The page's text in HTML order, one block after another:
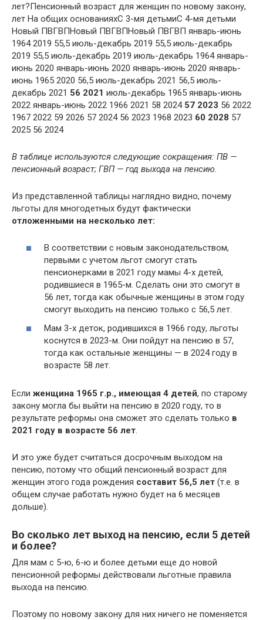
лет?Пенсионный возраст для женщин по новому закону,
лет На общих основанияхС 3-мя детьмиС 4-мя детьми
Новый ПВГВПНовый ПВГВПНовый ПВГВП январь-июнь
1964 2019 55,5 июль-декабрь 2019 55,5 июль-декабрь
2019 55,5 июль-декабрь 2019 июль-декабрь 1964 январь-
июнь 2020 январь-июнь 2020 январь-июнь 2020 январь-
июнь 1965 2020 56,5 июль-декабрь 2021 56,5 июль-
декабрь 2021 56 2021 июль-декабрь 1965 январь-июнь
2022 январь-июнь 2022 1966 2021 58 2024 57 2023 56 2022
1967 2022 59 2026 57 2024 56 2023 1968 2023 60 2028 57
2025 56 2024
В таблице используются следующие сокращения: ПВ —
пенсионный возраст; ГВП — год выхода на пенсию.
Из представленной таблицы наглядно видно, почему
льготы для многодетных будут фактически
отложенными на несколько лет:
В соответствии с новым законодательством,
первыми с учетом льгот смогут стать
пенсионерками в 2021 году мамы 4-х детей,
родившиеся в 1965-м. Сделать они это смогут в
56 лет, тогда как обычные женщины в этом году
смогут выходить на пенсию только с 56,5 лет.
Мам 3-х деток, родившихся в 1966 году, льготы
коснутся в 2023-м. Они пойдут на пенсию в 57,
тогда как остальные женщины — в 2024 году в
возрасте 58 лет.
Если женщина 1965 г.р., имеющая 4 детей, по старому
закону могла бы выйти на пенсию в 2020 году, то в
результате реформы она сможет это сделать только в
2021 году в возрасте 56 лет.
И это уже будет считаться досрочным выходом на
пенсию, потому что общий пенсионный возраст для
женщин этого года рождения составит 56,5 лет (т.е. в
общем случае работать нужно будет на 6 месяцев
дольше).
Во сколько лет выход на пенсию, если 5 детей
и более?
Для мам с 5-ю, 6-ю и более детьми еще до новой
пенсионной реформы действовали льготные правила
выхода на пенсию.
Поэтому по новому закону для них ничего не поменяется